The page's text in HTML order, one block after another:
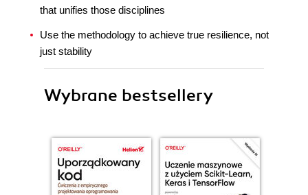
that unifies those disciplines
Use the methodology to achieve true resilience, not
just stability
Wybrane bestsellery